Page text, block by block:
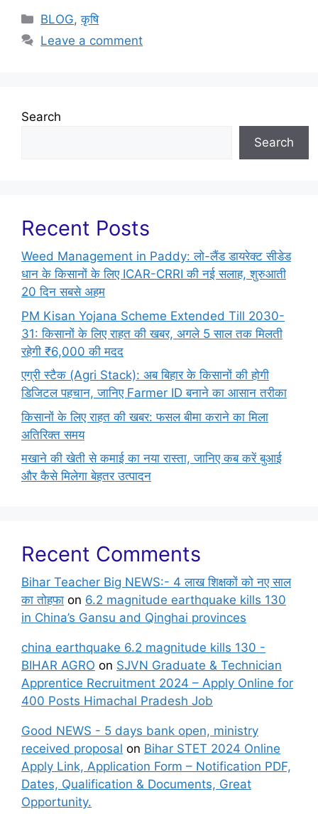
BLOG,कृषि
Leave a comment
Search
Search
Recent Posts
Weed Management in Paddy: लो-लैंड डायरेक्ट सीडेड
धान के किसानों के लिए ICAR-CRRI की नई सलाह, शुरुआती
20 दिन सबसे अहम
PM Kisan Yojana Scheme Extended Till 2030-
31: किसानों के लिए राहत की खबर, अगले 5 साल तक मिलती
रहेगी ₹6,000 की मदद
एग्री स्टैक (Agri Stack): अब बिहार के किसानों की होगी
डिजिटल पहचान, जानिए Farmer ID बनाने का आसान तरीका
किसानों के लिए राहत की खबर: फसल बीमा कराने का मिला
अतिरिक्त समय
मखाने की खेती से कमाई का नया रास्ता, जानिए कब करें बुआई
और कैसे मिलेगा बेहतर उत्पादन
Recent Comments
Bihar Teacher Big NEWS:- 4 लाख शिक्षकों को नए साल
का तोहफा on 6.2 magnitude earthquake kills 130
in China’s Gansu and Qinghai provinces
china earthquake 6.2 magnitude kills 130 -
BIHAR AGRO on SJVN Graduate & Technician
Apprentice Recruitment 2024 – Apply Online for
400 Posts Himachal Pradesh Job
Good NEWS - 5 days bank open, ministry
received proposal on Bihar STET 2024 Online
Apply Link, Application Form – Notification PDF,
Dates, Qualification & Documents, Great
Opportunity.